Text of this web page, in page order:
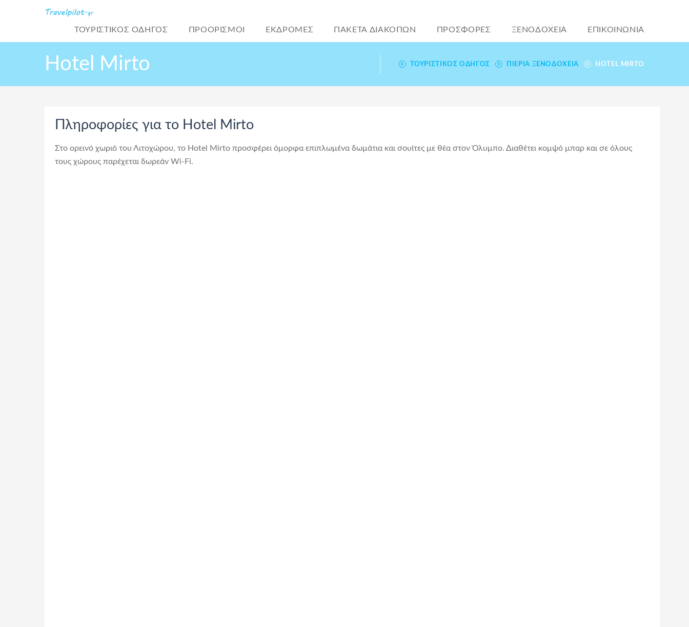
ΤΟΥΡΙΣΤΙΚΌΣ ΟΔΗΓΟΣ ΠΡΟΟΡΙΣΜΟΙ ΕΚΔΡΟΜΕΣ ΠΑΚΕΤΑ ΔΙΑΚΟΠΩΝ ΠΡΟΣΦΟΡΕΣ ΞΕΝΟΔΟΧΕΙΑ ΕΠΙΚΟΙΝΩΝΙΑ
Hotel Mirto ΤΟΥΡΙΣΤΙΚΌΣ ΟΔΗΓΌΣ ΠΙΕΡΊΑ ΞΕΝΟΔΟΧΕΊΑ HOTEL MIRTO
Πληροφορίες για το Hotel Mirto
Στο ορεινό χωριό του Λιτοχώρου, το Hotel Mirto προσφέρει όμορφα επιπλωμένα δωμάτια και σουίτες με θέα στον Όλυμπο. Διαθέτει κομψό μπαρ και σε όλους
τους χώρους παρέχεται δωρεάν Wi-Fi.